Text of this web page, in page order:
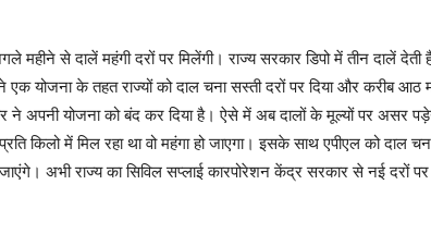
महीने से दालें महंगी दरों पर मिलेंगी। राज्य सरकार डिपो में तीन दालें
एक योजना के तहत राज्यों को दाल चना सस्ती दरों पर दिया और करीब आठ
ने अपनी योजना को बंद कर दिया है। ऐसे में अब दालों के मूल्यों पर असर
किलो में मिल रहा था वो महंगा हो जाएगा। इसके साथ एपीएल को दाल
जाएंगे। अभी राज्य का सिविल सप्लाई कारपोरेशन केंद्र सरकार से नई दरों